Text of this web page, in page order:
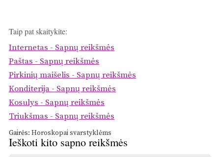
Taip pat skaitykite:
Internetas - Sapnų reikšmės
Paštas - Sapnų reikšmės
Pirkinių maišelis - Sapnų reikšmės
Konditerija - Sapnų reikšmės
Kosulys - Sapnų reikšmės
Triukšmas - Sapnų reikšmės
Gairės: Horoskopai svarstyklėms
Ieškoti kito sapno reikšmės